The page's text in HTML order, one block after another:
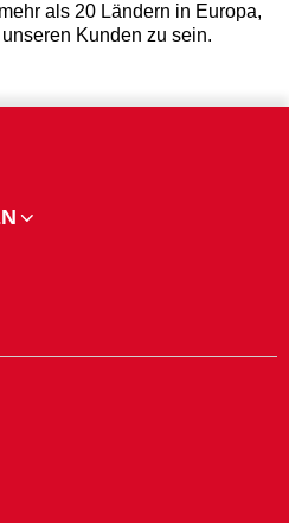
als 20 Ländern in Europa,
Kunden zu sein.